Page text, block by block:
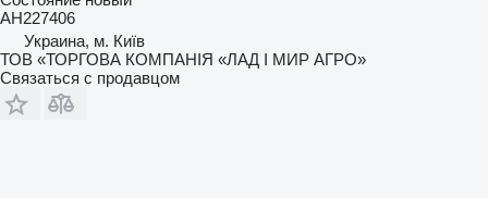
AH227406
Украина, м. Київ
ТОВ «ТОРГОВА КОМПАНІЯ «ЛАД І МИР АГРО»
Связаться с продавцом